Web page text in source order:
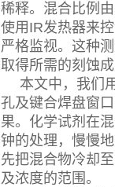
稀释。混合比例
使用IR发热器来
严格监视。这种
取得所需的刻蚀成
本文中，我们
孔及键合焊盘窗
果。化学试剂在
钟的处理，慢慢
先把混合物冷却
及浓度的范围。